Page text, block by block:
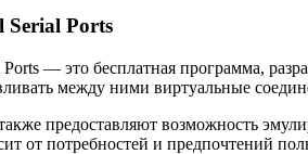
Serial Ports
— это бесплатная программа,
между ними виртуальные
предоставляют возможность
от потребностей и предпочтений